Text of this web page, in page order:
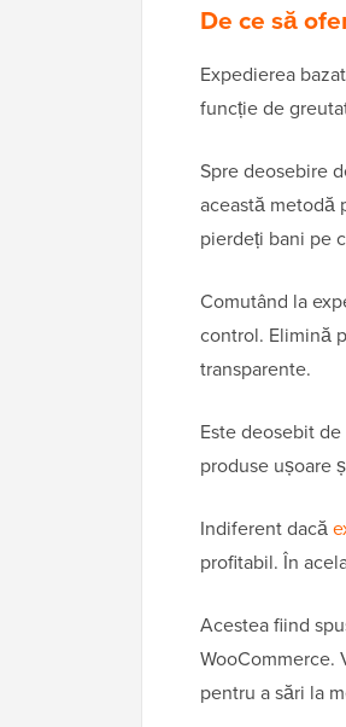
De ce să
Expedierea
funcție de
Spre deosebire
această metodă
pierdeți bani pe
Comutând la
control. Elimină
transparente.
Este deosebit
produse ușoare
Indiferent dacă
profitabil. În
Acestea fiind
WooCommerce.
pentru a sări la